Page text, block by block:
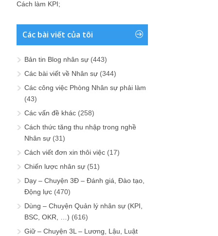
Cách làm KPI;
Các bài viết của tôi
Bản tin Blog nhân sự (443)
Các bài viết về Nhân sự (344)
Các công việc Phòng Nhân sự phải làm
(43)
Các vấn đề khác (258)
Cách thức tăng thu nhập trong nghề
Nhân sự (31)
Cách viết đơn xin thôi việc (17)
Chiến lược nhân sự (51)
Dạy – Chuyện 3Đ – Đánh giá, Đào tạo,
Động lực (470)
Dùng – Chuyện Quản lý nhân sự (KPI,
BSC, OKR, …) (616)
Giữ – Chuyện 3L – Lương, Lậu, Luật